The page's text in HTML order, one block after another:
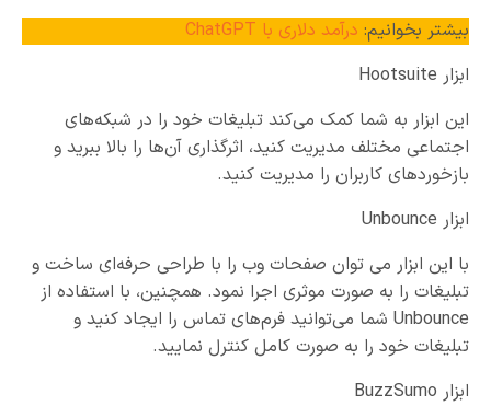
بیشتر بخوانیم: درآمد دلاری با ChatGPT
ابزار Hootsuite
این ابزار به شما کمک می‌کند تبلیغات خود را در شبکه‌های
اجتماعی مختلف مدیریت کنید، اثرگذاری آن‌ها را بالا ببرید و
بازخوردهای کاربران را مدیریت کنید.
ابزار Unbounce
با این ابزار می توان صفحات وب را با طراحی حرفه‌ای ساخت و
تبلیغات را به صورت موثری اجرا نمود. همچنین، با استفاده از
Unbounce شما می‌توانید فرم‌های تماس را ایجاد کنید و
تبلیغات خود را به صورت کامل کنترل نمایید.
ابزار BuzzSumo